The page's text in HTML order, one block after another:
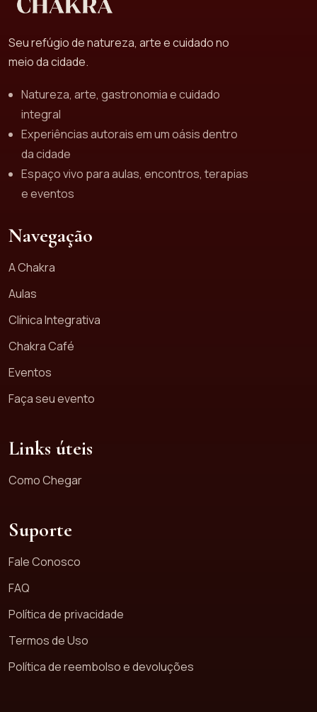
Seu refúgio de natureza, arte e cuidado no
meio da cidade.
Natureza, arte, gastronomia e cuidado
integral
Experiências autorais em um oásis dentro
da cidade
Espaço vivo para aulas, encontros, terapias
e eventos
Navegação
A Chakra
Aulas
Clínica Integrativa
Chakra Café
Eventos
Faça seu evento
Links úteis
Como Chegar
Suporte
Fale Conosco
FAQ
Política de privacidade
Termos de Uso
Política de reembolso e devoluções